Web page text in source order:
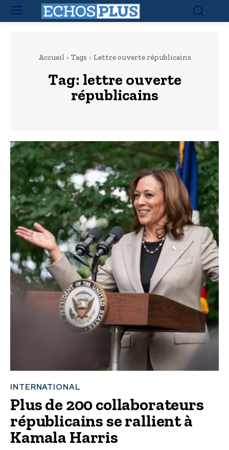
Accueil Tags Lettre ouverte républicains
Tag: lettre ouverte
républicains
INTERNATIONAL
Plus de 200 collaborateurs
républicains se rallient à
Kamala Harris